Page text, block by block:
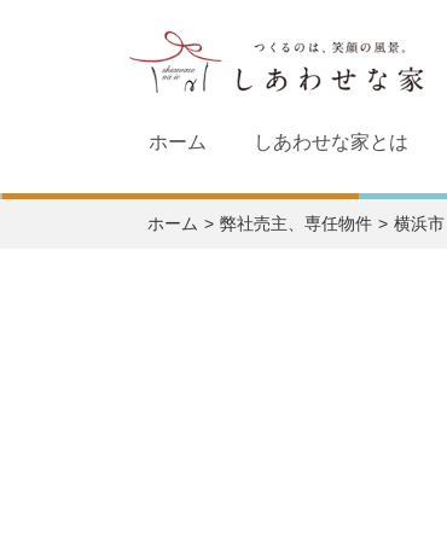
ホーム しあわせな家とは
ホーム 弊社売主、専任物件 横浜市